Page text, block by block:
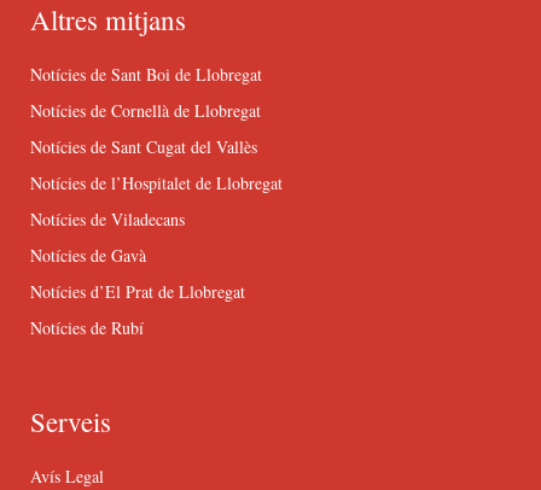
Altres mitjans
Notícies de Sant Boi de Llobregat
Notícies de Cornellà de Llobregat
Notícies de Sant Cugat del Vallès
Notícies de l’Hospitalet de Llobregat
Notícies de Viladecans
Notícies de Gavà
Notícies d’El Prat de Llobregat
Notícies de Rubí
Serveis
Avís Legal